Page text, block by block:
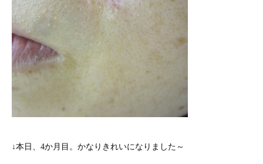
↓本日、4か月目。かなりきれいになりました～